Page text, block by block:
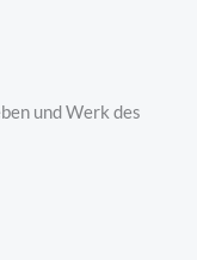
und Werk des